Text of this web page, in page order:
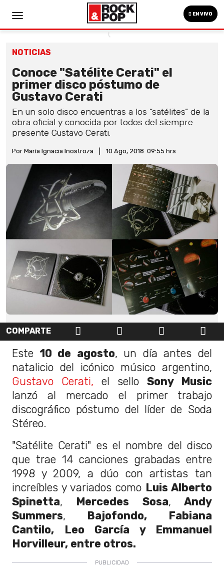
EN VIVO
NOTICIAS
Conoce "Satélite Cerati" el
primer disco póstumo de
Gustavo Cerati
En un solo disco encuentras a los “satélites” de la
obra oficial y conocida por todos del siempre
presente Gustavo Cerati.
Por María Ignacia Inostroza 10 Ago, 2018. 09:55 hrs
COMPARTE
Este10 de agosto, un día antes del
natalicio del icónico músico argentino,
Gustavo Cerati, el sello Sony Music
lanzó al mercado el primer trabajo
discográfico póstumo del líder de Soda
Stéreo.
"Satélite Cerati" es el nombre del disco
que trae 14 canciones grabadas entre
1998 y 2009, a dúo con artistas tan
increíbles y variados como Luis Alberto
Spinetta, Mercedes Sosa, Andy
Summers, Bajofondo, Fabiana
Cantilo, Leo García y Emmanuel
Horvilleur, entre otros.